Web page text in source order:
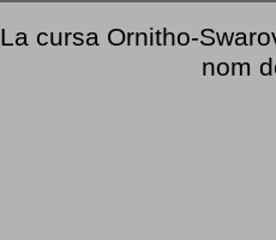
La cursa Ornitho-
nom